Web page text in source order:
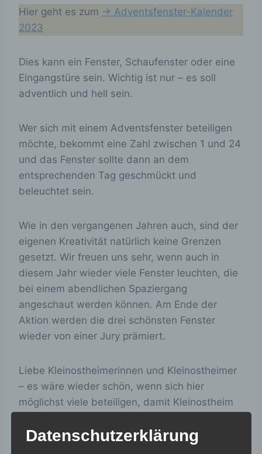
Hier geht es zum -> Adventsfenster-Kalender
2023
Dies kann ein Fenster, Schaufenster oder eine
Eingangstüre sein. Wichtig ist nur – es soll
adventlich und hell sein.
Wer sich mit einem Adventsfenster beteiligen
möchte, bekommt eine Zahl zwischen 1 und 24
und das Fenster sollte dann an dem
entsprechenden Tag geschmückt und
beleuchtet sein.
Wie in den vergangenen Jahren auch, sind der
eigenen Kreativität natürlich keine Grenzen
gesetzt. Wir freuen uns sehr, wenn auch in
diesem Jahr wieder viele Fenster leuchten, die
bei einem abendlichen Spaziergang
angeschaut werden können. Am Ende der
Aktion werden die drei schönsten Fenster
wieder von einer Jury prämiert.
Liebe Kleinostheimerinnen und Kleinostheimer
– es wäre wieder schön, wenn sich hier
möglichst viele beteiligen, damit Kleinostheim
bisschen heller wird.
Datenschutzerklärung